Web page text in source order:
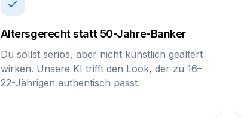
Altersgerecht statt 50-Jahre-Banker
Du sollst seriös, aber nicht künstlich gealtert
wirken. Unsere KI trifft den Look, der zu 16–
22-Jährigen authentisch passt.